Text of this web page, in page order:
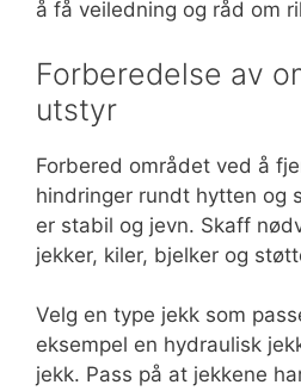
å få veiledning og råd om
Forberedelse av
utstyr
Forbered området ved å
hindringer rundt hytten og
er stabil og jevn. Skaff
jekker, kiler, bjelker og
Velg en type jekk som
eksempel en hydraulisk
jekk. Pass på at jekkene